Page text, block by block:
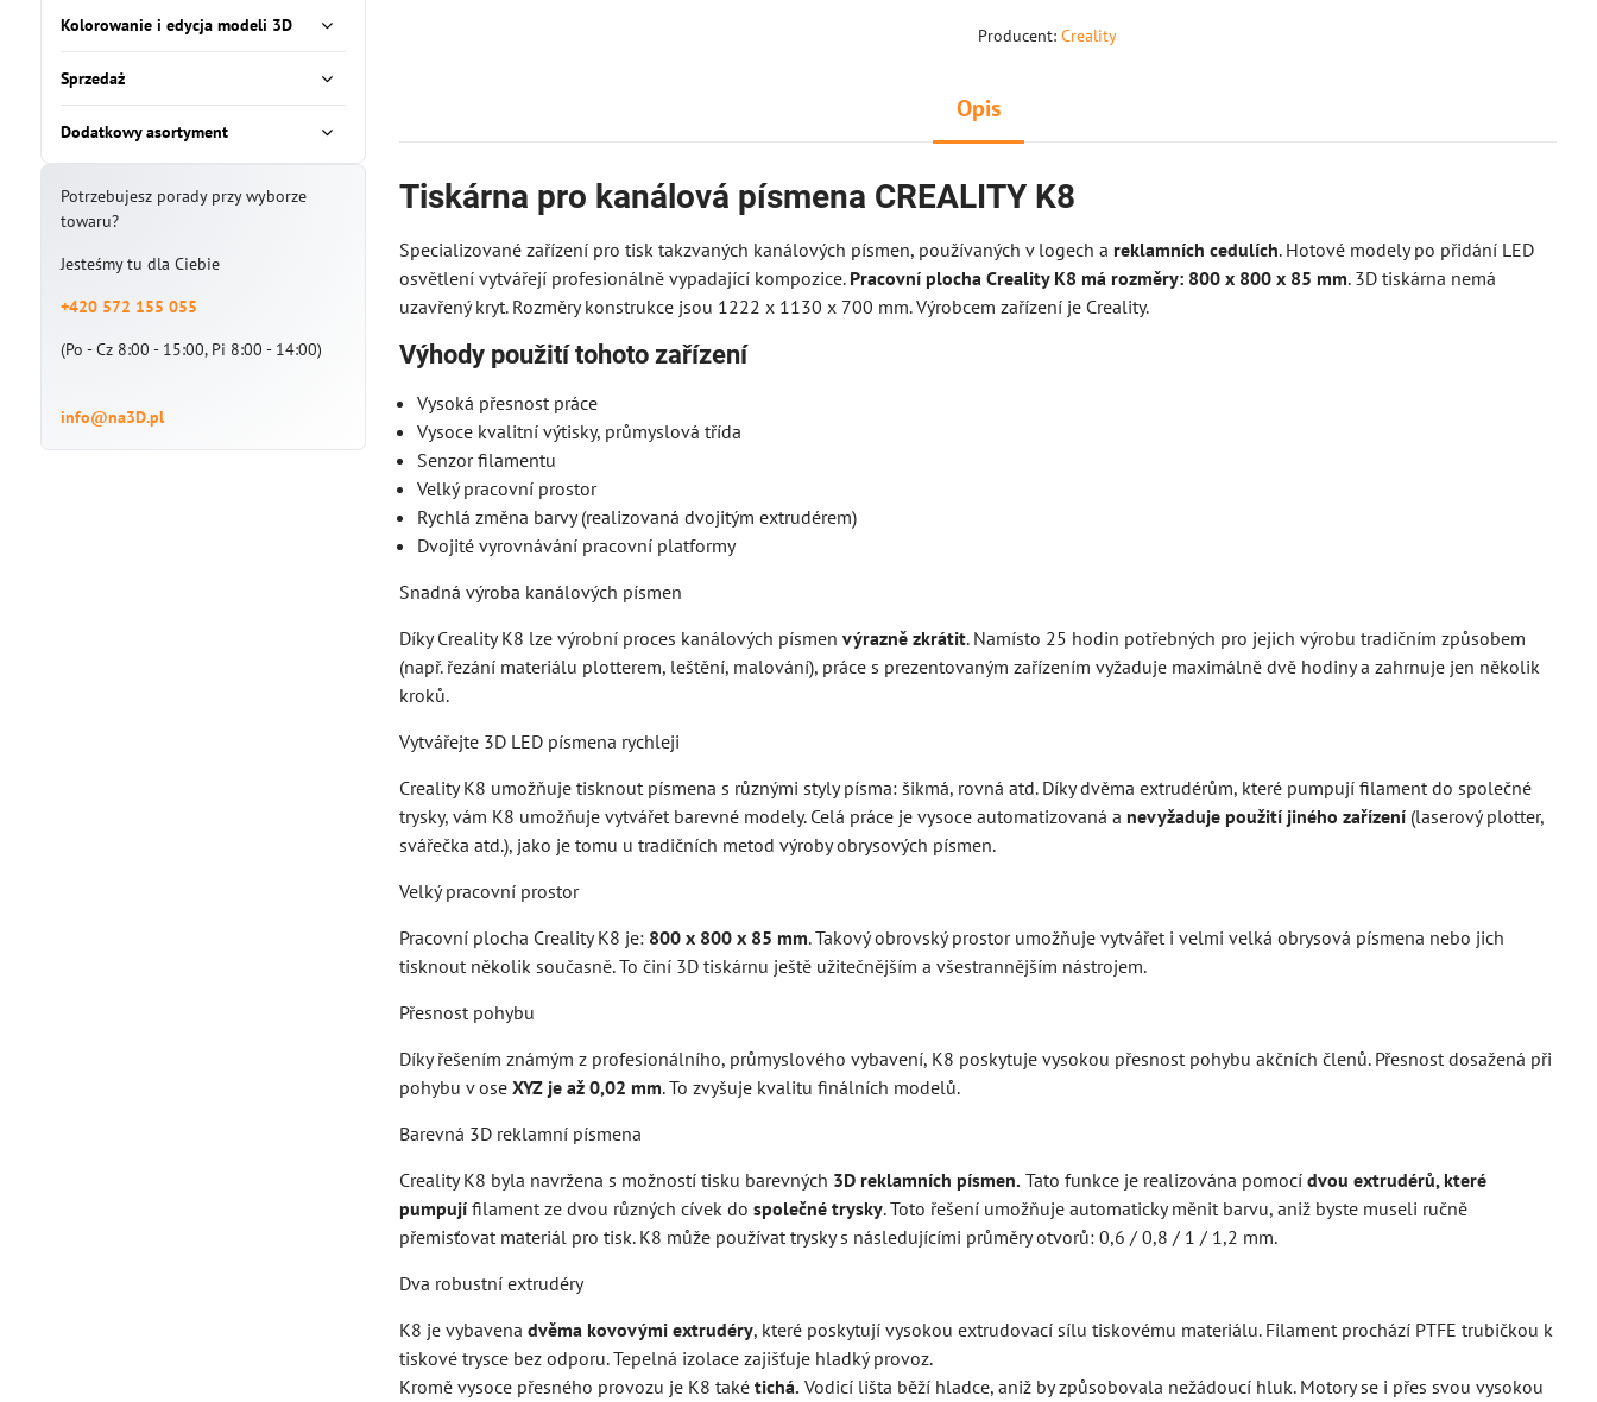
Producent:Creality
Opis
Tiskárna pro kanálová písmena CREALITY K8
Specializované zařízení pro tisk takzvaných kanálových písmen, používaných v logech a reklamních cedulích. Hotové modely po přidání LED
osvětlení vytvářejí profesionálně vypadající kompozice. Pracovní plocha Creality K8 má rozměry: 800 x 800 x 85 mm. 3D tiskárna nemá
uzavřený kryt. Rozměry konstrukce jsou 1222 x 1130 x 700 mm. Výrobcem zařízení je Creality.
Výhody použití tohoto zařízení
Vysoká přesnost práce
Vysoce kvalitní výtisky, průmyslová třída
Senzor filamentu
Velký pracovní prostor
Rychlá změna barvy (realizovaná dvojitým extrudérem)
Dvojité vyrovnávání pracovní platformy
Snadná výroba kanálových písmen
Díky Creality K8 lze výrobní proces kanálových písmenvýrazně zkrátit. Namísto 25 hodin potřebných pro jejich výrobu tradičním způsobem
(např. řezání materiálu plotterem, leštění, malování), práce s prezentovaným zařízením vyžaduje maximálně dvě hodiny a zahrnuje jen několik
kroků.
Vytvářejte 3D LED písmena rychleji
Creality K8 umožňuje tisknout písmena s různými styly písma: šikmá, rovná atd. Díky dvěma extrudérům, které pumpují filament do společné
trysky, vám K8 umožňuje vytvářet barevné modely. Celá práce je vysoce automatizovaná a nevyžaduje použití jiného zařízení (laserový plotter,
svářečka atd.), jako je tomu u tradičních metod výroby obrysových písmen.
Velký pracovní prostor
Pracovní plocha Creality K8 je: 800 x 800 x 85 mm. Takový obrovský prostor umožňuje vytvářet i velmi velká obrysová písmena nebo jich
tisknout několik současně. To činí 3D tiskárnu ještě užitečnějším a všestrannějším nástrojem.
Přesnost pohybu
Díky řešením známým z profesionálního, průmyslového vybavení, K8 poskytuje vysokou přesnost pohybu akčních členů. Přesnost dosažená při
pohybu v oseXYZ je až 0,02 mm. To zvyšuje kvalitu finálních modelů.
Barevná 3D reklamní písmena
Creality K8 byla navržena s možností tisku barevných 3D reklamních písmen. Tato funkce je realizována pomocídvou extrudérů, které
pumpují filament ze dvou různých cívek dospolečné trysky. Toto řešení umožňuje automaticky měnit barvu, aniž byste museli ručně
přemisťovat materiál pro tisk. K8 může používat trysky s následujícími průměry otvorů: 0,6 / 0,8 / 1 / 1,2 mm.
Dva robustní extrudéry
K8 je vybavenadvěma kovovými extrudéry, které poskytují vysokou extrudovací sílu tiskovému materiálu. Filament prochází PTFE trubičkou k
tiskové trysce bez odporu. Tepelná izolace zajišťuje hladký provoz.
Kromě vysoce přesného provozu je K8 takétichá. Vodicí lišta běží hladce, aniž by způsobovala nežádoucí hluk. Motory se i přes svou vysokou
Kolorowanie i edycja modeli 3D
Sprzedaż
Dodatkowy asortyment
Potrzebujesz porady przy wyborze
towaru?
Jesteśmy tu dla Ciebie
+420 572 155 055
(Po - Cz 8:00 - 15:00, Pi 8:00 - 14:00)
info@na3D.pl